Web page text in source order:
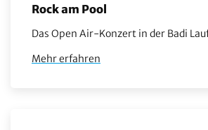
Rock am Pool
Das Open Air-Konzert in der Badi
Mehr erfahren